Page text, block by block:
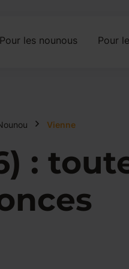
Pour les nounous Pour
Vienne
: